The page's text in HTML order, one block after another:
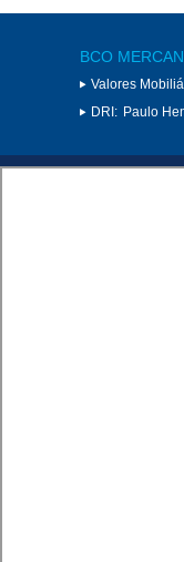
BCO
Valores
DRI: Paulo